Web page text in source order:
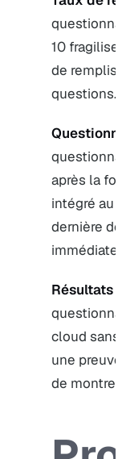
10
de
questions.
après la
intégré au
dernière
Résultats
cloud
une
de